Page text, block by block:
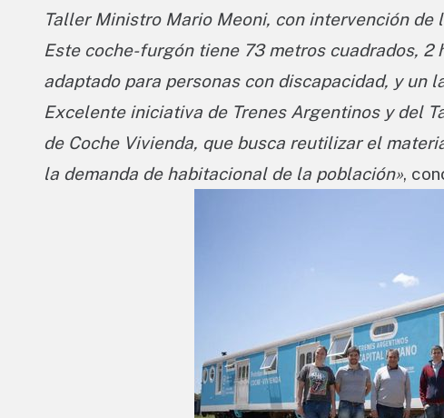
Taller Ministro Mario Meoni, con intervención de
Este coche-furgón tiene 73 metros cuadrados, 2
adaptado para personas con discapacidad, y un
Excelente iniciativa de Trenes Argentinos y del
de Coche Vivienda, que busca reutilizar el
la demanda de habitacional de la población»,